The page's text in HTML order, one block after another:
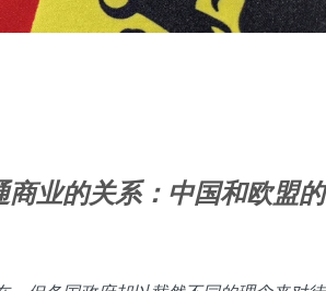
业的关系：中国和欧盟的